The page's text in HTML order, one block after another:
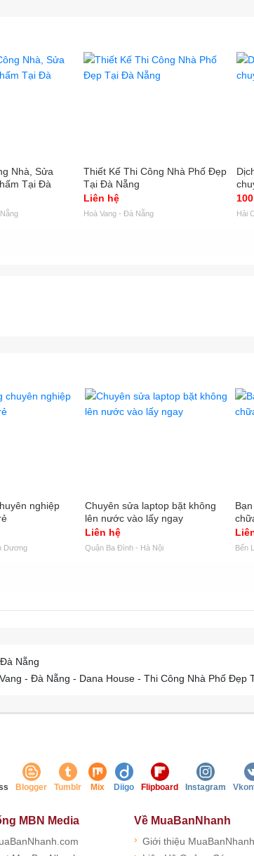
Nhà, Sửa
Tại Đà
Thiết Kế Thi Công Nhà Phố Đẹp
Tại Đà Nẵng
Liên hệ
Hoà Vang - Đà Nẵng Hải
nghiệp
Dương
Chuyên sửa laptop bặt không
lên nước vào lấy ngay
Liên hệ
Quận Ba Đình - Hà Nội Bến
Nẵng
- Đà Nẵng - Dana House - Thi Công Nhà Phố Đẹp
Blogger Tumblr Mix Diigo Flipboard Instagram
MBN Media Về MuaBanNhanh
› Giới thiệu MuaBanNhanh